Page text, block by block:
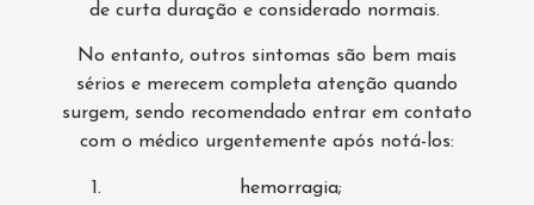
de curta duração e considerado normais.
No entanto, outros sintomas são bem mais
sérios e merecem completa atenção quando
surgem, sendo recomendado entrar em contato
com o médico urgentemente após notá-los:
hemorragia;